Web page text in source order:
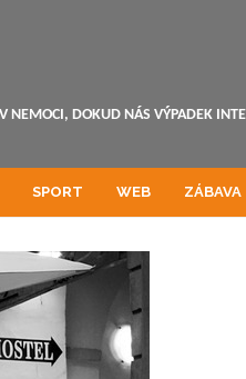
NEMOCI, DOKUD NÁS VÝPADEK
SPORT WEB ZÁBAVA